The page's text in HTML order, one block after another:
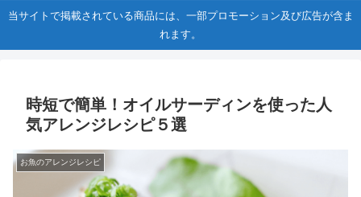
当サイトで掲載されている商品には、一部プロモーション及び広告が含ま
れます。
時短で簡単！オイルサーディンを使った人
気アレンジレシピ５選
お魚のアレンジレシピ